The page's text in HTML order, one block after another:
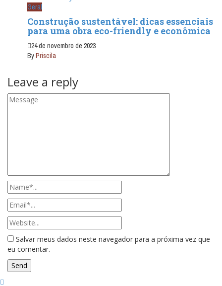
Geral
Construção sustentável: dicas essenciais
para uma obra eco-friendly e econômica
24 de novembro de 2023
ByPriscila
Leave a reply
Salvar meus dados neste navegador para a próxima vez que
eu comentar.